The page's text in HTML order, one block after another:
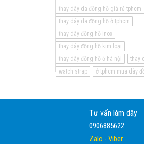
thay dây da đồng hồ giá rẻ tphcm
thay dây da đồng hồ ở tphcm
thay dây đồng hồ inox
thay dây đồng hồ kim loại
thay dây đồng hồ ở hà nội
thay
watch strap
ở tphcm mua dây
Tư vấn làm dây
0906885622
Zalo - Viber